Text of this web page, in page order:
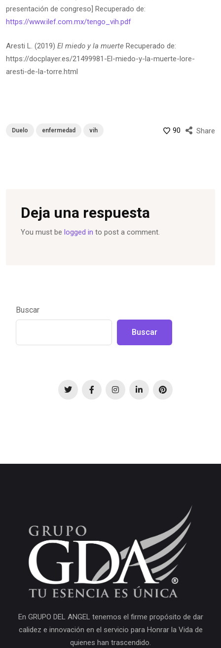
presentación de congreso] Recuperado de:
https://www.ilef.com.mx/tengo_vih.pdf
Aresti L. (2019) El miedo y la muerte Recuperado de:
https://docplayer.es/21499981-El-miedo-y-la-muerte-lore-
aresti-de-la-torre.html
Duelo enfermedad vih Share
90
Deja una respuesta
You must be logged in to post a comment.
Buscar
Buscar
En GRUPO DEL ANGEL tenemos el firme propósito de dar
calidez e innovación en el servicio para Honrar la Vida de
quienes han trascendido.